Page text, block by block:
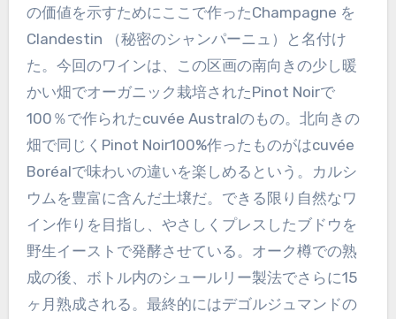
の価値を示すためにここで作ったChampagne を
Clandestin （秘密のシャンパーニュ）と名付け
た。今回のワインは、この区画の南向きの少し暖
かい畑でオーガニック栽培されたPinot Noirで
100％で作られたcuvée Australのもの。北向きの
畑で同じくPinot Noir100%作ったものがはcuvée
Boréalで味わいの違いを楽しめるという。カルシ
ウムを豊富に含んだ土壌だ。できる限り自然なワ
イン作りを目指し、やさしくプレスしたブドウを
野生イーストで発酵させている。オーク樽での熟
成の後、ボトル内のシュールリー製法でさらに15
ヶ月熟成される。最終的にはデゴルジュマンドの